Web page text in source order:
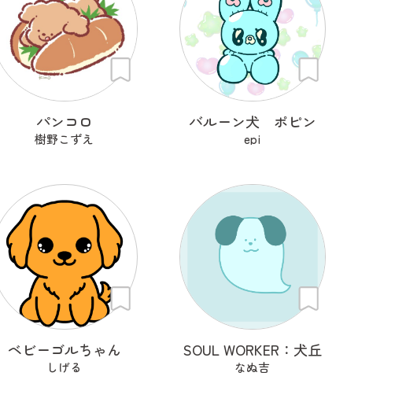
パンコロ
樹野こずえ
バルーン犬 ポピン
epi
ベビーゴルちゃん
しげる
SOUL WORKER：犬丘
なぬ吉